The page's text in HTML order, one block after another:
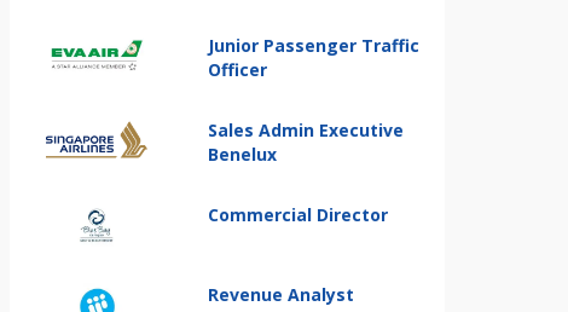
Junior Passenger Traffic
Officer
Sales Admin Executive
Benelux
Commercial Director
Revenue Analyst